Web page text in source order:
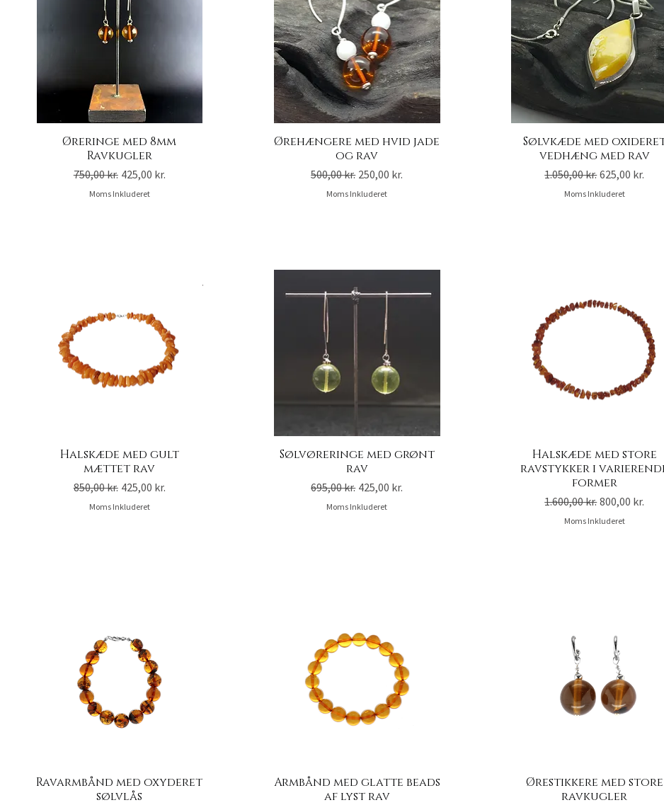
Øreringe med 8mm
Ravkugler
Regulær pris
750,00 kr. Salgspris
425,00 kr.
Moms Inkluderet
Ørehængere med hvid jade
og rav
Regulær pris
500,00 kr. Salgspris
250,00 kr.
Moms Inkluderet
Sølvkæde med
vedhæng med rav
Regulær pris
1.050,00 kr.Salgspris
625,00 kr.
Moms Inkluderet
Halskæde med gult
mættet rav
Regulær pris
850,00 kr. Salgspris
425,00 kr.
Moms Inkluderet
Sølvøreringe med grønt
rav
Regulær pris
695,00 kr. Salgspris
425,00 kr.
Moms Inkluderet
Halskæde med store
ravstykker i
former
Regulær pris
1.600,00 kr.Salgspris
800,00 kr.
Moms Inkluderet
Ravarmbånd med oxyderet
sølvlås
Armbånd med glatte beads
af lyst rav
Ørestikkere med store
ravkugler